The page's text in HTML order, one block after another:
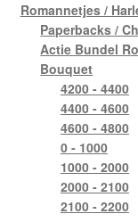
Romannetjes /
Paperbacks /
Actie Bundel
Bouquet
4200 - 4400
4400 - 4600
4600 - 4800
0 - 1000
1000 - 2000
2000 - 2100
2100 - 2200